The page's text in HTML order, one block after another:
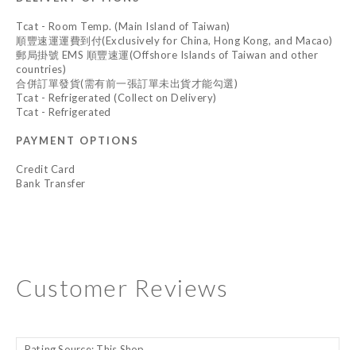
Tcat - Room Temp. (Main Island of Taiwan)
順豐速運運費到付(Exclusively for China, Hong Kong, and Macao)
郵局掛號 EMS 順豐速運(Offshore Islands of Taiwan and other
countries)
合併訂單發貨(需有前一張訂單未出貨才能勾選)
Tcat - Refrigerated (Collect on Delivery)
Tcat - Refrigerated
PAYMENT OPTIONS
Credit Card
Bank Transfer
Customer Reviews